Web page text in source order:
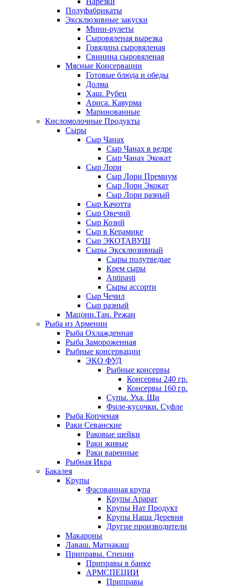
Полуфабрикаты
Эксклюзивные закуски
Мини-рулеты
Сыровяленая вырезка
Говядина сыровяленая
Свинина сыровяленая
Мясные Консервации
Готовые блюда и обеды
Долма
Хаш. Рубец
Ариса. Кавурма
Маринованные
Кисломолочные Продукты
Сыры
Сыр Чанах
Сыр Чанах в ведре
Сыр Чанах Экокат
Сыр Лори
Сыр Лори Премиум
Сыр Лори Экокат
Сыр Лори разный
Сыр Качотта
Сыр Овечий
Сыр Козий
Сыр в Керамике
Сыр ЭКОТАВУШ
Сыры Эксклюзивный
Сыры полутведые
Крем сыры
Antipasti
Сыры ассорти
Сыр Чечил
Сыр разный
Мацони.Тан. Режан
Рыба из Армении
Рыба Охлажденная
Рыба Замороженная
Рыбные консервации
ЭКО ФУД
Рыбные консервы
Консервы 240 гр.
Консервы 160 гр.
Супы. Уха. Щи
Филе-кусочки. Суфле
Рыба Копченая
Раки Севанские
Раковые шейки
Раки живые
Раки варенные
Рыбная Икра
Бакалея
Крупы
Фасованная крупа
Крупы Арарат
Крупы Нат Продукт
Крупы Наша Деревня
Другие производители
Макароны
Лаваш. Матнакаш
Приправы. Специи
Приправы в банке
АРМСПЕЦИИ
Приправы